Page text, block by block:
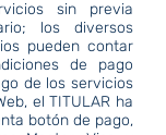
sin previa
los diversos
pueden contar
de pago
de los servicios
el TITULAR ha
botón de pago,